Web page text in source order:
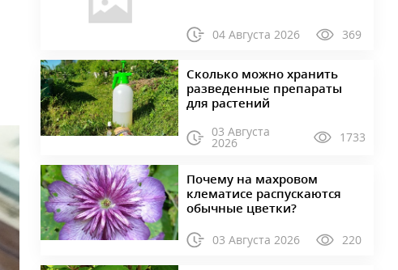
04 Августа 2026 369
Сколько можно хранить
разведенные препараты
для растений
03 Августа
2026 1733
Почему на махровом
клематисе распускаются
обычные цветки?
03 Августа 2026 220